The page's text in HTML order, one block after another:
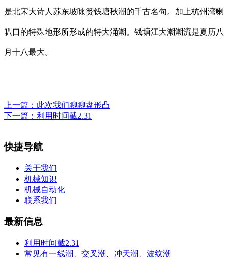
是北宋大诗人苏东坡咏赞钱塘秋潮的千古名句。加上杭州湾喇
叭口的特殊地形所形成的特大涌潮。钱塘江大潮潮流是夏历八
月十八最大。
上一篇： 此次我们聊聊盘形凸
下一篇： 利用时间截2.31
快捷导航
关于我们
机械知识
机械自动化
联系我们
最新信息
利用时间截2.31
常见有一线潮、交叉潮、冲天潮、波纹潮